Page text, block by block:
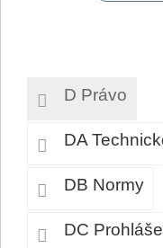
D Právo
DA
DB Normy
DC